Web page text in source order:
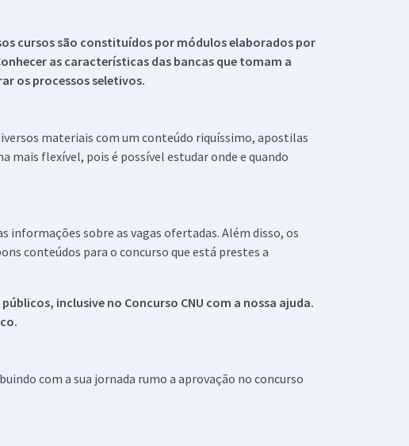
cursos são constituídos por módulos elaborados por
as características das bancas que tomam a
os processos seletivos.
materiais com um conteúdo riquíssimo, apostilas
mais flexível, pois é possível estudar onde e quando
informações sobre as vagas ofertadas. Além disso, os
conteúdos para o concurso que está prestes a
inclusive no Concurso CNU com a nossa ajuda.
com a sua jornada rumo a aprovação no concurso